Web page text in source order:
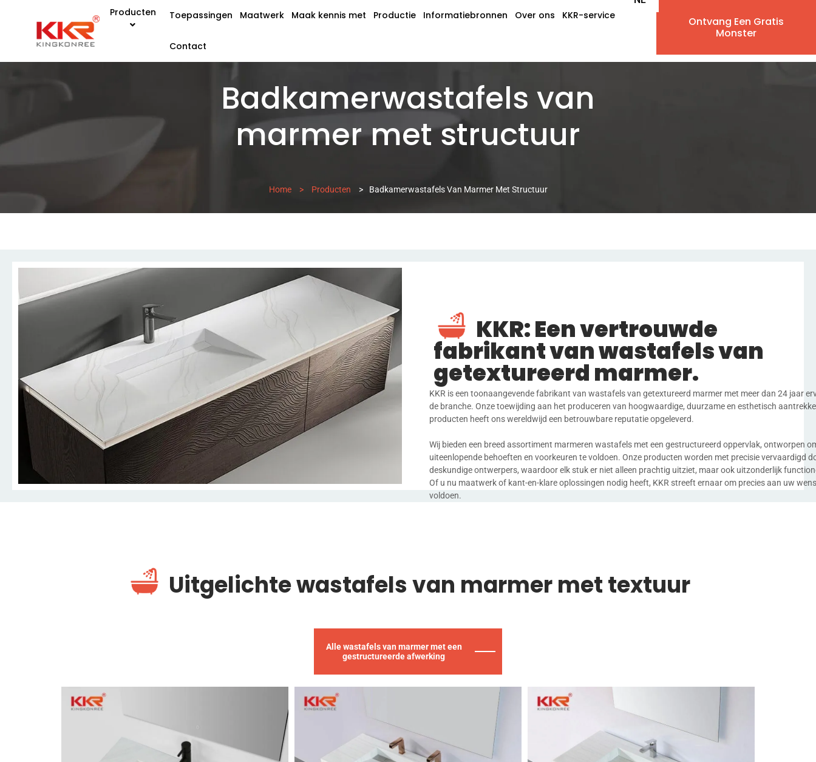
Producten Toepassingen Maatwerk Maak kennis met Productie Informatiebronnen Over ons KKR-service
Contact
AR
Ontvang Een Gratis
Monster
Badkamerwastafels van
marmer met structuur
Home > Producten > Badkamerwastafels Van Marmer Met Structuur
KKR: Een vertrouwde
fabrikant van wastafels van
getextureerd marmer.
KKR is een toonaangevende fabrikant van wastafels van getextureerd marmer met meer dan 24 jaar
de branche. Onze toewijding aan het produceren van hoogwaardige, duurzame en esthetisch
producten heeft ons wereldwijd een betrouwbare reputatie opgeleverd.
Wij bieden een breed assortiment marmeren wastafels met een gestructureerd oppervlak, ontworpen
uiteenlopende behoeften en voorkeuren te voldoen. Onze producten worden met precisie vervaardigd
deskundige ontwerpers, waardoor elk stuk er niet alleen prachtig uitziet, maar ook uitzonderlijk
Of u nu maatwerk of kant-en-klare oplossingen nodig heeft, KKR streeft ernaar om precies aan uw
voldoen.
Uitgelichte wastafels van marmer met textuur
Alle wastafels van marmer met een
gestructureerde afwerking